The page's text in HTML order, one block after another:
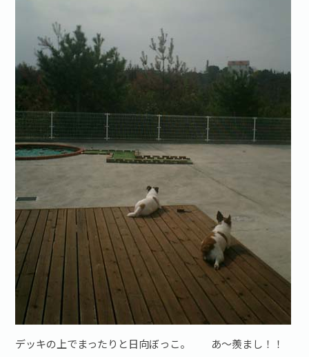
デッキの上でまったりと日向ぼっこ。 あ～羨まし！！